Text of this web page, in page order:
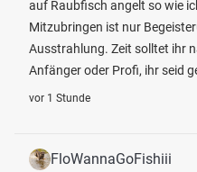
auf Raubfisch angelt so wie
Mitzubringen ist nur
Ausstrahlung. Zeit solltet ihr
Anfänger oder Profi, ihr seid
vor 1 Stunde
FloWannaGoFishiii